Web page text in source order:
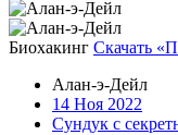
Биохакинг Скачать
Алан-э-Дейл
14 Ноя 2022
Сундук с